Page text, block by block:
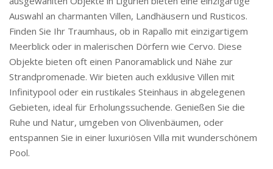
Auswahl an charmanten Villen, Landhäusern und Rusticos.
Finden Sie Ihr Traumhaus, ob in Rapallo mit einzigartigem
Meerblick oder in malerischen Dörfern wie Cervo. Diese
Objekte bieten oft einen Panoramablick und Nähe zur
Strandpromenade. Wir bieten auch exklusive Villen mit
Infinitypool oder ein rustikales Steinhaus in abgelegenen
Gebieten, ideal für Erholungssuchende. Genießen Sie die
Ruhe und Natur, umgeben von Olivenbäumen, oder
entspannen Sie in einer luxuriösen Villa mit wunderschönem
Pool.